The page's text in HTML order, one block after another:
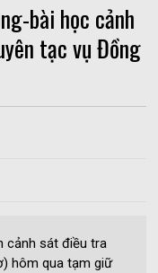
bài học cảnh
tạc vụ Đồng
cảnh sát điều tra
hôm qua tạm giữ